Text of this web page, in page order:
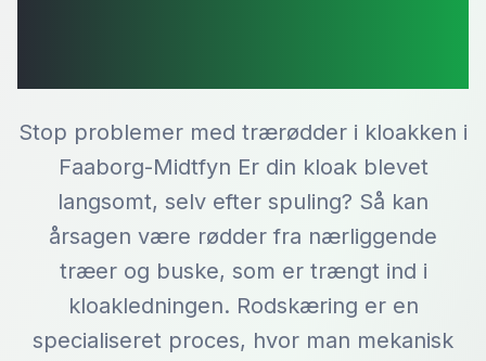
Stop problemer med trærødder i kloakken i
Faaborg-Midtfyn Er din kloak blevet
langsomt, selv efter spuling? Så kan
årsagen være rødder fra nærliggende
træer og buske, som er trængt ind i
kloakledningen. Rodskæring er en
specialiseret proces, hvor man mekanisk